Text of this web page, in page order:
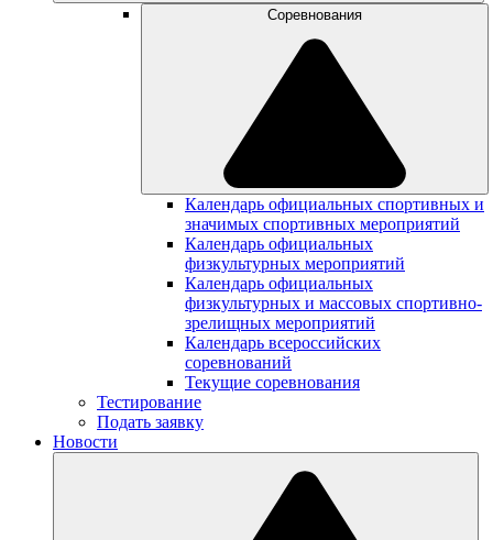
Соревнования
Календарь официальных спортивных и
значимых спортивных мероприятий
Календарь официальных
физкультурных мероприятий
Календарь официальных
физкультурных и массовых спортивно-
зрелищных мероприятий
Календарь всероссийских
соревнований
Текущие соревнования
Тестирование
Подать заявку
Новости